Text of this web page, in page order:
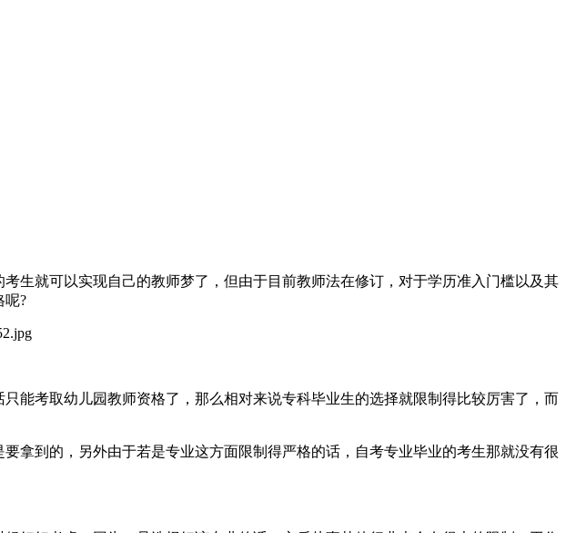
生就可以实现自己的教师梦了，但由于目前教师法在修订，对于学历准入门槛以及其
呢?
能考取幼儿园教师资格了，那么相对来说专科毕业生的选择就限制得比较厉害了，而
拿到的，另外由于若是专业这方面限制得严格的话，自考专业毕业的考生那就没有很